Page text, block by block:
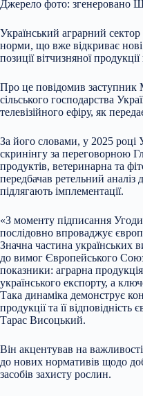
Джерело фото: згенеровано
Український аграрний
норми, що вже відкриває
позиції вітчизняної продукції
Про це повідомив заступник
сільського господарства
телевізійного ефіру, як
За його словами, у 2025 році
скринінгу за переговорною
продуктів, ветеринарна та
передбачав ретельний аналіз
підлягають імплементації.
«З моменту підписання
послідовно впроваджує
Значна частина українських
до вимог Європейського
показники: аграрна
українського експорту, а
Така динаміка демонструє
продукції та її
Тарас Висоцький.
Він акцентував на
до нових нормативів щодо
засобів захисту рослин.